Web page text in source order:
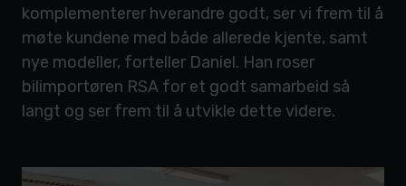
komplementerer hverandre godt, ser vi frem til å
møte kundene med både allerede kjente, samt
nye modeller, forteller Daniel. Han roser
bilimportøren RSA for et godt samarbeid så
langt og ser frem til å utvikle dette videre.